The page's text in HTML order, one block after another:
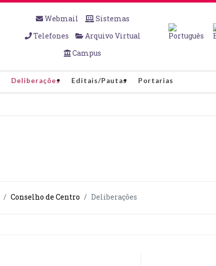
Webmail
Sistemas
Telefones
Arquivo Virtual
Campus
Deliberações Editais/Pautas Portarias
Conselho de Centro Deliberações